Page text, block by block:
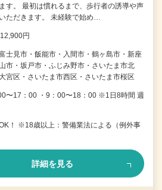
す。 最初は慣れるまで、歩行者の誘導や声
ただきます。 未経験で始め…
円
士見市・飯能市・入間市・鶴ヶ島市・新座
市・坂戸市・ふじみ野市・さいたま市北
宮区・さいたま市西区・さいたま市桜区
〜17：00 ・9：00〜18：00 ※1日8時間 週
！ ※18歳以上：警備業法による（例外事
詳細を見る